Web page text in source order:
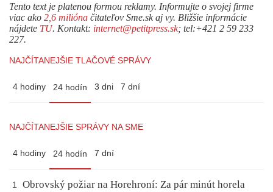
Tento text je platenou formou reklamy. Informujte o svojej firme
viac ako 2,6 milióna čitateľov Sme.sk aj vy. Bližšie informácie
nájdete TU. Kontakt: internet@petitpress.sk; tel:+421 2 59 233
227.
NAJČÍTANEJŠIE TLAČOVÉ SPRÁVY
4 hodiny 24 hodín 3 dni 7 dní
NAJČÍTANEJŠIE SPRÁVY NA SME
4 hodiny 24 hodín 7 dní
1
Obrovský požiar na Horehroní: Za pár minút horela